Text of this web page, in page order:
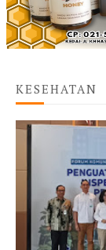
KESEHATAN